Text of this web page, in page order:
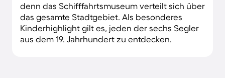
denn das Schifffahrtsmuseum verteilt sich über
das gesamte Stadtgebiet. Als besonderes
Kinderhighlight gilt es, jeden der sechs Segler
aus dem 19. Jahrhundert zu entdecken.